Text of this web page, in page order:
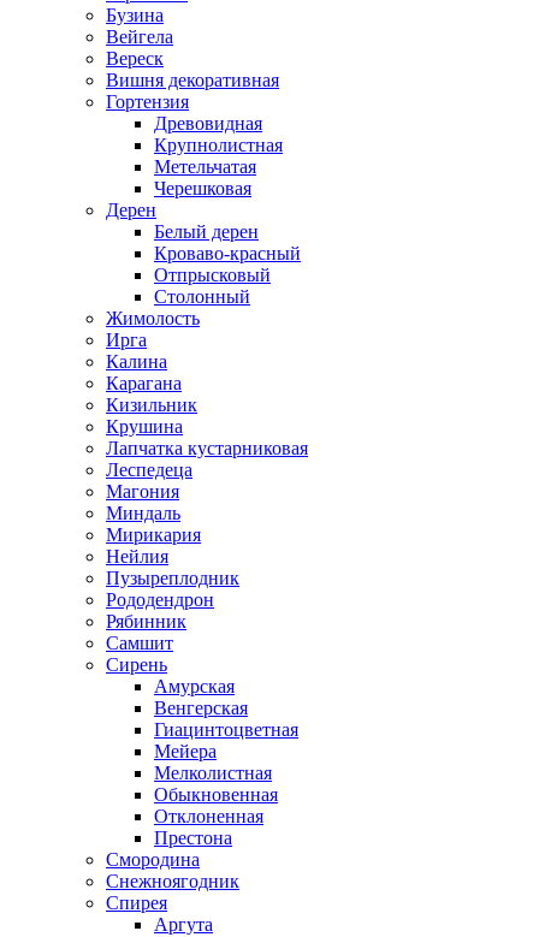
Бузина
Вейгела
Вереск
Вишня декоративная
Гортензия
Древовидная
Крупнолистная
Метельчатая
Черешковая
Дерен
Белый дерен
Кроваво-красный
Отпрысковый
Столонный
Жимолость
Ирга
Калина
Карагана
Кизильник
Крушина
Лапчатка кустарниковая
Леспедеца
Магония
Миндаль
Мирикария
Нейлия
Пузыреплодник
Рододендрон
Рябинник
Самшит
Сирень
Амурская
Венгерская
Гиацинтоцветная
Мейера
Мелколистная
Обыкновенная
Отклоненная
Престона
Смородина
Снежноягодник
Спирея
Аргута